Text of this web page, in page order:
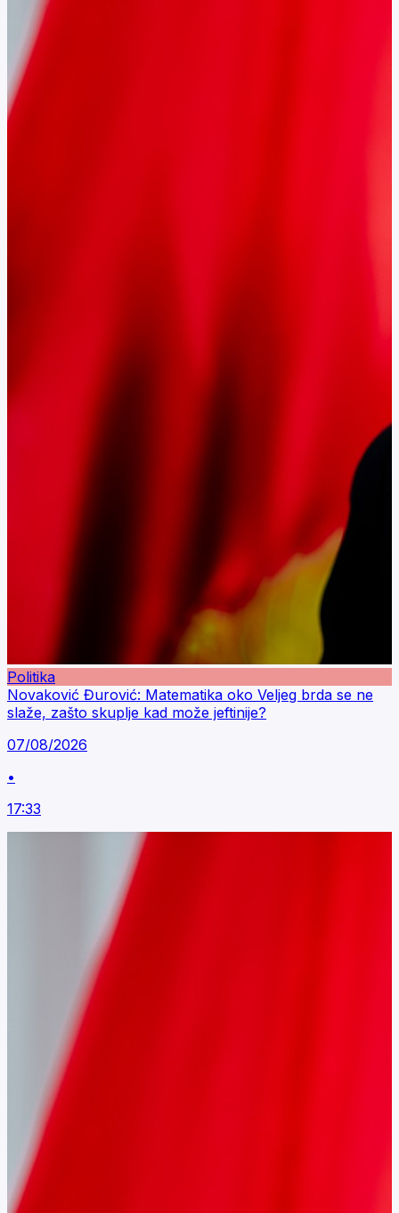
Politika
Novaković Đurović: Matematika oko Veljeg brda se ne
slaže, zašto skuplje kad može jeftinije?
07/08/2026
•
17:33